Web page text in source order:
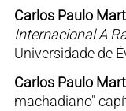
Carlos Paulo
Internacional A
Universidade de
Carlos Paulo
machadiano"